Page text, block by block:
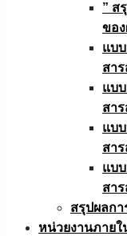
” ส
ขอ
แบ
สา
แบ
สา
แบ
สา
แบ
สา
สรุปผลกา
หน่วยงานภายใ